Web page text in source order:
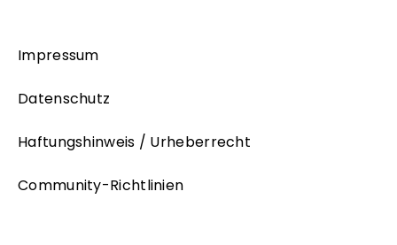
Impressum
Datenschutz
Haftungshinweis / Urheberrecht
Community-Richtlinien